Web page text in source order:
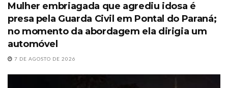
Mulher embriagada que agrediu idosa é
presa pela Guarda Civil em Pontal do Paraná;
no momento da abordagem ela dirigia um
automóvel
7 DE AGOSTO DE 2026